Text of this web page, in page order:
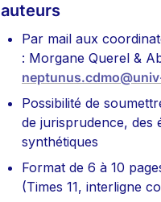
auteurs
Par mail aux
Possibilité de
de jurisprudence, des
synthétiques
Format de 6 à 10
(Times 11, interligne